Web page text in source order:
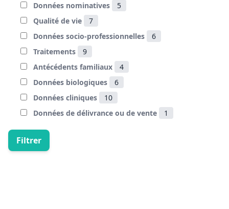
Données nominatives
5
Qualité de vie
7
Données socio-professionnelles
6
Traitements
9
Antécédents familiaux
4
Données biologiques
6
Données cliniques
10
Données de délivrance ou de vente
1